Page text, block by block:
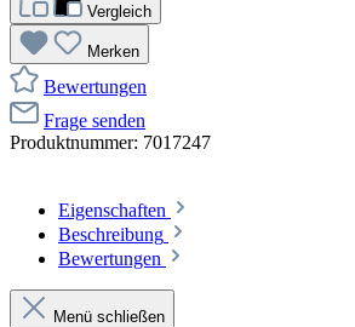
Vergleich
Merken
Bewertungen
Frage senden
Produktnummer: 7017247
Eigenschaften
Beschreibung
Bewertungen
Menü schließen